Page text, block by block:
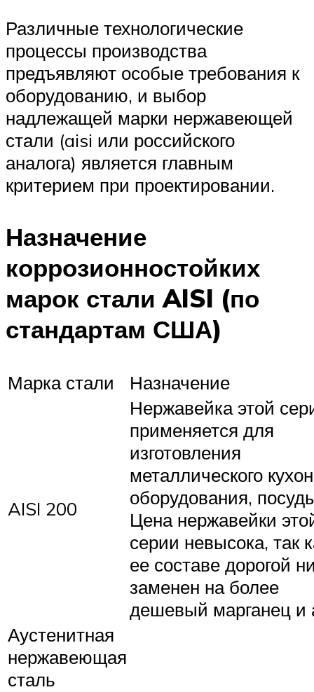
Различные технологические
процессы производства
предъявляют особые требования к
оборудованию, и выбор
надлежащей марки нержавеющей
стали (aisi или российского
аналога) является главным
критерием при проектировании.
Назначение
коррозионностойких
марок стали AISI (по
стандартам США)
Марка стали Назначение
AISI 200
Нержавейка этой
применяется для
изготовления
металлического
оборудования,
Цена нержавейки
серии невысока, так
ее составе дорогой
заменен на более
дешевый марганец и
Аустенитная
нержавеющая
сталь